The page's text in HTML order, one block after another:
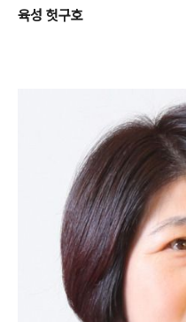
육성 헛구호